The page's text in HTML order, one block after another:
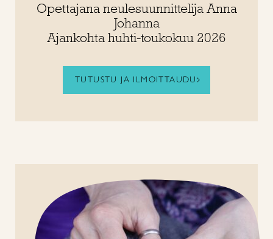
Opettajana neulesuunnittelija Anna
Johanna
Ajankohta huhti-toukokuu 2026
TUTUSTU JA ILMOITTAUDU